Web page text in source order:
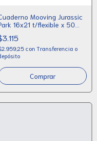
Mooving Jurassic
16x21 t/flexible x 50
con Transferencia o